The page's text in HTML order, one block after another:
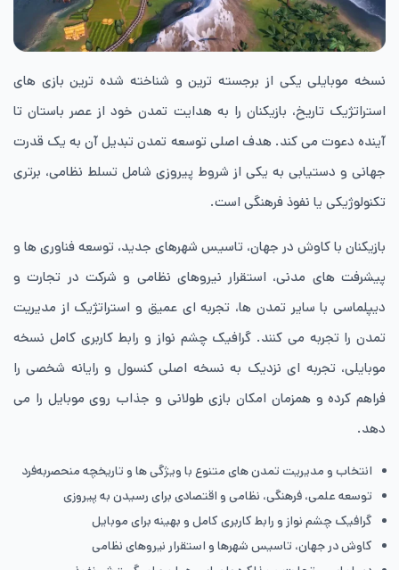
نسخه موبایلی یکی از برجسته ترین و شناخته شده ترین بازی های
استراتژیک تاریخ، بازیکنان را به هدایت تمدن خود از عصر باستان تا
آینده دعوت می کند. هدف اصلی توسعه تمدن تبدیل آن به یک قدرت
جهانی و دستیابی به یکی از شروط پیروزی شامل تسلط نظامی، برتری
تکنولوژیکی یا نفوذ فرهنگی است.
بازیکنان با کاوش در جهان، تاسیس شهرهای جدید، توسعه فناوری ها و
پیشرفت های مدنی، استقرار نیروهای نظامی و شرکت در تجارت و
دیپلماسی با سایر تمدن ها، تجربه ای عمیق و استراتژیک از مدیریت
تمدن را تجربه می کنند. گرافیک چشم نواز و رابط کاربری کامل نسخه
موبایلی، تجربه ای نزدیک به نسخه اصلی کنسول و رایانه شخصی را
فراهم کرده و همزمان امکان بازی طولانی و جذاب روی موبایل را می
دهد.
انتخاب و مدیریت تمدن های متنوع با ویژگی ها و تاریخچه منحصربه‌فرد
توسعه علمی، فرهنگی، نظامی و اقتصادی برای رسیدن به پیروزی
گرافیک چشم نواز و رابط کاربری کامل و بهینه برای موبایل
کاوش در جهان، تاسیس شهرها و استقرار نیروهای نظامی